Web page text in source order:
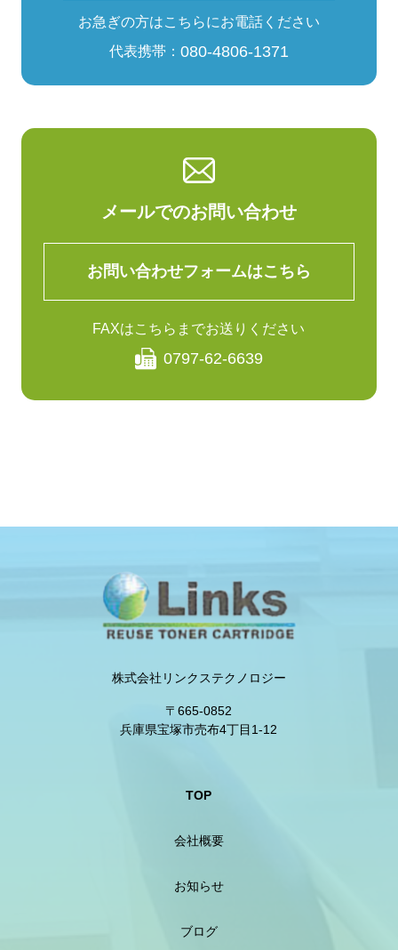
お急ぎの方はこちらにお電話ください
代表携帯：080-4806-1371
メールでのお問い合わせ
お問い合わせフォームはこちら
FAXはこちらまでお送りください
0797-62-6639
株式会社リンクステクノロジー
〒665-0852
兵庫県宝塚市売布4丁目1-12
TOP
会社概要
お知らせ
ブログ